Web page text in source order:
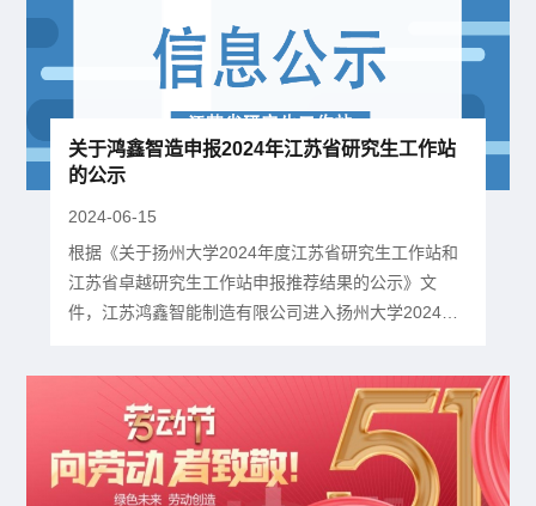
效，不断提升创新能力和技术水平，进一步加大资源
投入，努力在江苏打造国内标...
关于鸿鑫智造申报2024年江苏省研究生工作站
的公示
2024-06-15
根据《关于扬州大学2024年度江苏省研究生工作站和
江苏省卓越研究生工作站申报推荐结果的公示》文
件，江苏鸿鑫智能制造有限公司进入扬州大学2024年
示。 如有异议请电话反馈，联系电话：0514-
87979370公示期：2024年6月14日-20日。相关文件
详见如下：